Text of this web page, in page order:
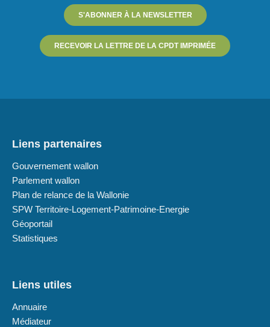
S'ABONNER À LA NEWSLETTER
RECEVOIR LA LETTRE DE LA CPDT IMPRIMÉE
Liens partenaires
Gouvernement wallon
Parlement wallon
Plan de relance de la Wallonie
SPW Territoire-Logement-Patrimoine-Energie
Géoportail
Statistiques
Liens utiles
Annuaire
Médiateur